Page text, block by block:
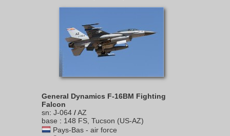
General Dynamics F-16BM Fighting
Falcon
sn: J-064 /AZ
base : 148 FS, Tucson (US-AZ)
Pays-Bas - air force